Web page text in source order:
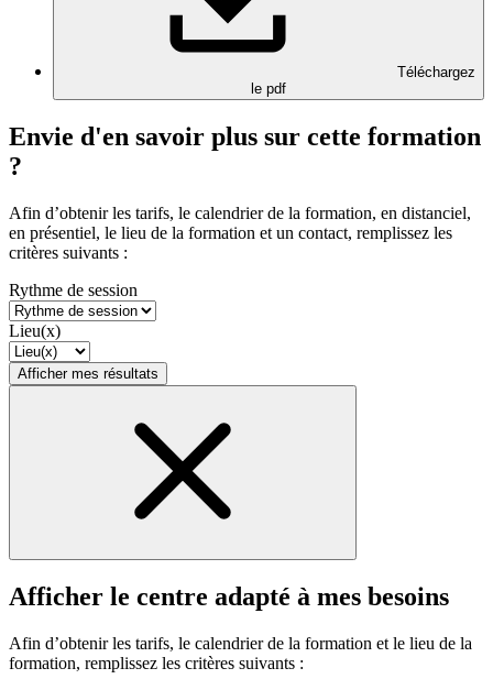
Téléchargez
le pdf
Envie d'en savoir plus sur cette formation
?
Afin d’obtenir les tarifs, le calendrier de la formation, en distanciel,
en présentiel, le lieu de la formation et un contact, remplissez les
critères suivants :
Rythme de session
Lieu(x)
Afficher mes résultats
Afficher le centre adapté à mes besoins
Afin d’obtenir les tarifs, le calendrier de la formation et le lieu de la
formation, remplissez les critères suivants :